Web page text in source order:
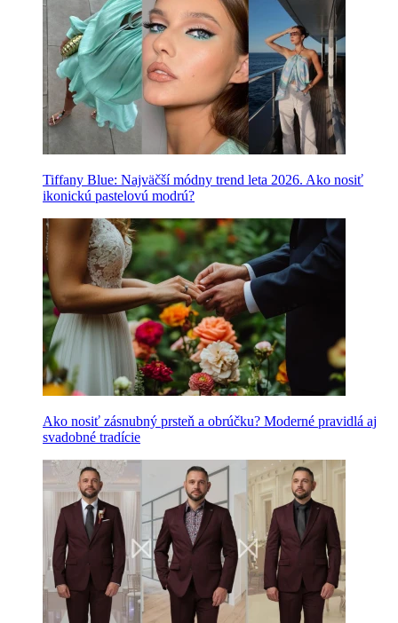
Tiffany Blue: Najväčší módny trend leta 2026. Ako nosiť
ikonickú pastelovú modrú?
Ako nosiť zásnubný prsteň a obrúčku? Moderné pravidlá aj
svadobné tradície